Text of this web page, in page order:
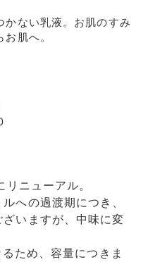
かない乳液。お肌のすみ
肌へ。
ニューアル。
への過渡期につき、
いますが、中味に変
ため、容量につきま